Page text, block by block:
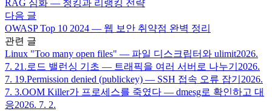
RAG 심화 — 청킹과 리랭킹 전략
다음 글
OWASP Top 10 2024 — 웹 보안 취약점 완벽 정리
관련 글
Linux "Too many open files" — 파일 디스크립터와 ulimit2026.
7. 21.로드 밸런싱 기초 — 트래픽을 여러 서버로 나누기 2026.
7. 19.Permission denied (publickey) — SSH 접속 오류 잡기 2026.
7. 3.OOM Killer가 프로세스를 죽였다 — dmesg로 확인하고 대
응2026. 7. 2.